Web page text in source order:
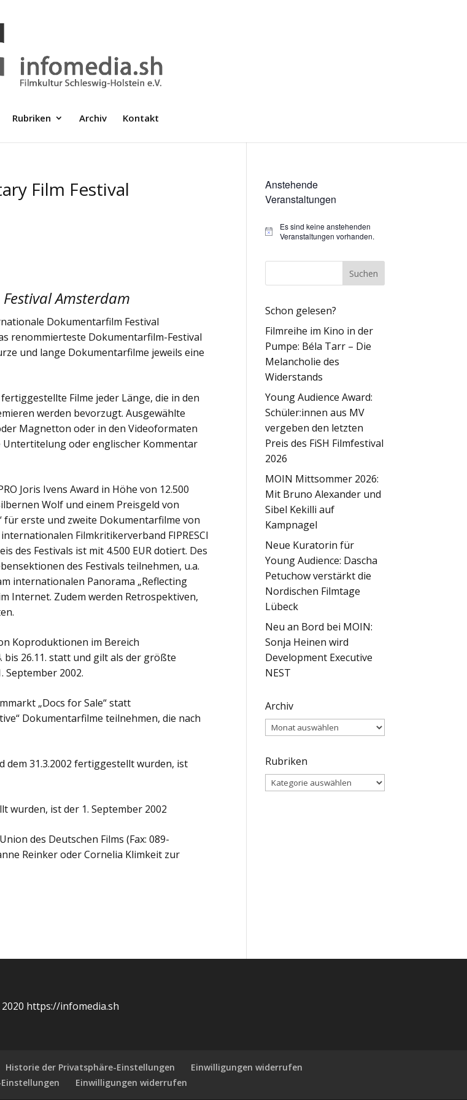
Rubriken Archiv Kontakt
Film Festival
Amsterdam
Dokumentarfilm Festival
renommierteste Dokumentarfilm-Festival
und lange Dokumentarfilme jeweils eine
Filme jeder Länge, die in den
werden bevorzugt. Ausgewählte
Magnetton oder in den Videoformaten
Untertitelung oder englischer Kommentar
Joris Ivens Award in Höhe von 12.500
Wolf und einem Preisgeld von
für erste und zweite Dokumentarfilme von
Filmkritikerverband FIPRESCI
des Festivals ist mit 4.500 EUR dotiert. Des
des Festivals teilnehmen, u.a.
internationalen Panorama „Reflecting
Internet. Zudem werden Retrospektiven,
Koproduktionen im Bereich
bis 26.11. statt und gilt als der größte
September 2002.
„Docs for Sale“ statt
Dokumentarfilme teilnehmen, die nach
dem 31.3.2002 fertiggestellt wurden, ist
wurden, ist der 1. September 2002
des Deutschen Films (Fax: 089-
Reinker oder Cornelia Klimkeit zur
Anstehende
Veranstaltungen
Hinweis
Es sind keine anstehenden
Veranstaltungen vorhanden.
Schon gelesen?
Filmreihe im Kino in der
Pumpe: Béla Tarr – Die
Melancholie des
Widerstands
Young Audience Award:
Schüler:innen aus MV
vergeben den letzten
Preis des FiSH Filmfestival
2026
MOIN Mittsommer 2026:
Mit Bruno Alexander und
Sibel Kekilli auf
Kampnagel
Neue Kuratorin für
Young Audience: Dascha
Petuchow verstärkt die
Nordischen Filmtage
Lübeck
Neu an Bord bei MOIN:
Sonja Heinen wird
Development Executive
NEST
Archiv
Archiv
Rubriken
Rubriken
https://infomedia.sh
Historie der Privatsphäre-Einstellungen
Einwilligungen widerrufen
Einwilligungen widerrufen